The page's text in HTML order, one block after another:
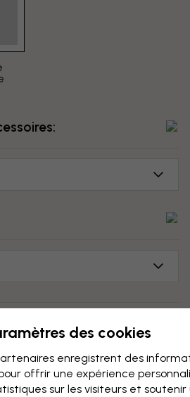
au panier
des cookies
enregistrent des
offrir une expérience
sur les visiteurs et soutenir